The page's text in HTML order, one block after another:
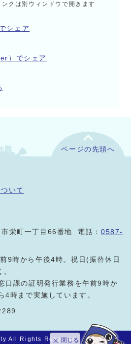
クは別ウィンドウで開きます
シェア
）でシェア
閉じる
ページの先頭へ
いて
栄町一丁目66番地 電話：0587-
9時から午後4時。祝日(振替休日
口課の証明発行業務を午前9時か
4時まで実施しています。
All Rights Reserved.